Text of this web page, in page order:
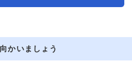
かいましょう